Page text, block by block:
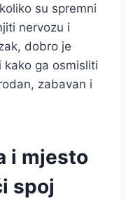
su spremni
nervozu i
dobro je
ga osmisliti
zabavan i
i mjesto
spoj